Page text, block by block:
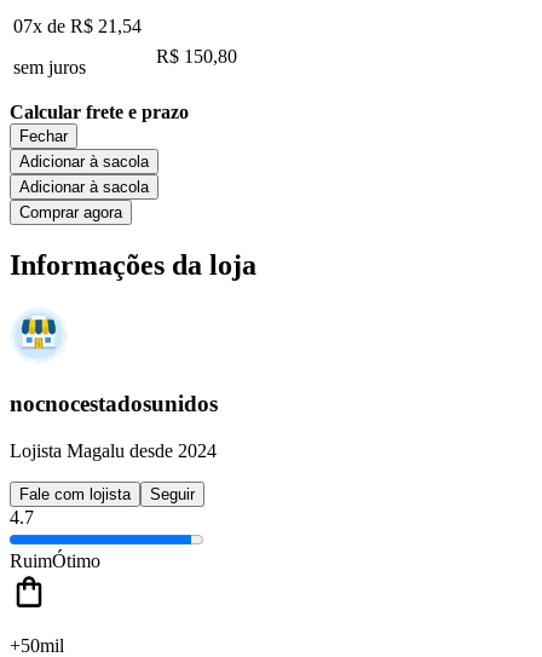
07x de R$ 21,54
sem juros
R$ 150,80
Calcular frete e prazo
Fechar
Adicionar à sacola
Adicionar à sacola
Comprar agora
Informações da loja
nocnocestadosunidos
Lojista Magalu desde 2024
Fale com lojista Seguir
4.7
RuimÓtimo
+50mil